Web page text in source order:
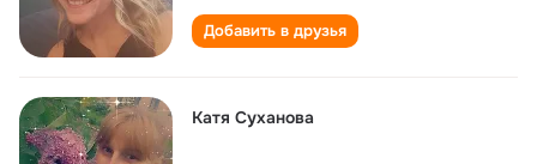
Добавить в друзья
Катя Суханова